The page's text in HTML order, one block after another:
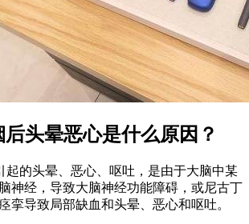
头晕恶心是什么原因？
起的头晕、恶心、呕吐，是由于大脑中某
神经，导致大脑神经功能障碍，或尼古丁
挛导致局部缺血和头晕、恶心和呕吐。